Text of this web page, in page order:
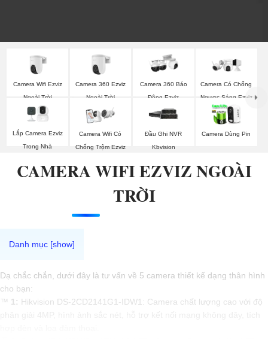
Camera Wifi Ezviz
Ngoài Trời
Camera 360 Ezviz
Ngoài Trời
Camera 360 Báo
Động Ezviz
Camera Có Chống
Ngược Sáng Ezviz
Lắp Camera Ezviz
Trong Nhà
Camera Wifi Có
Chống Trộm Ezviz
Đầu Ghi NVR
Kbvision
Camera Dùng Pin
CAMERA WIFI EZVIZ NGOÀI
TRỜI
Dạ chắc chắn, dưới đây là tư vấn về 5 camera thiết kế dạng thân hình
cho bạn:
™️ 1: Hikvision DS-2CD2141G1-IDW1: Camera chất lượng cao với độ